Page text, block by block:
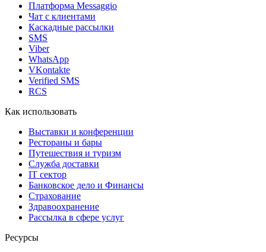
Платформа Messaggio
Чат с клиентами
Каскадные рассылки
SMS
Viber
WhatsApp
VKontakte
Verified SMS
RCS
Как использовать
Выставки и конференции
Рестораны и бары
Путешествия и туризм
Служба доставки
IT сектор
Банковское дело и Финансы
Страхование
Здравоохранение
Рассылка в сфере услуг
Ресурсы